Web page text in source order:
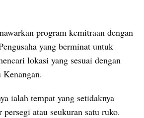
program kemitraan dengan
yang berminat untuk
lokasi yang sesuai dengan
ialah tempat yang setidaknya
atau seukuran satu ruko.